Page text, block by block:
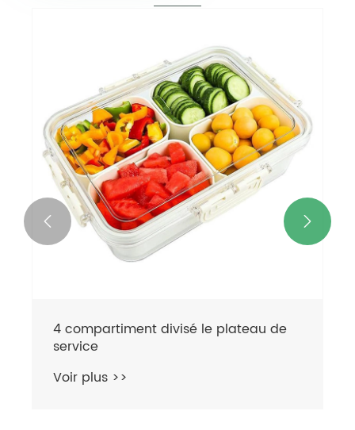
4 compartiment divisé le plateau de
service
Voir plus >>
 